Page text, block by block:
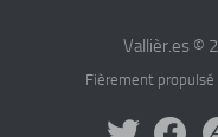
Vallièr.es ©
Fièrement propulsé